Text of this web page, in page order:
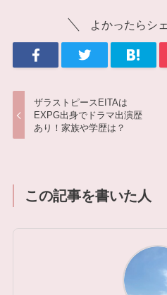
よかったらシ
ザラストピースEITAは
EXPG出身でドラマ出演歴
あり！家族や学歴は？
この記事を書いた人